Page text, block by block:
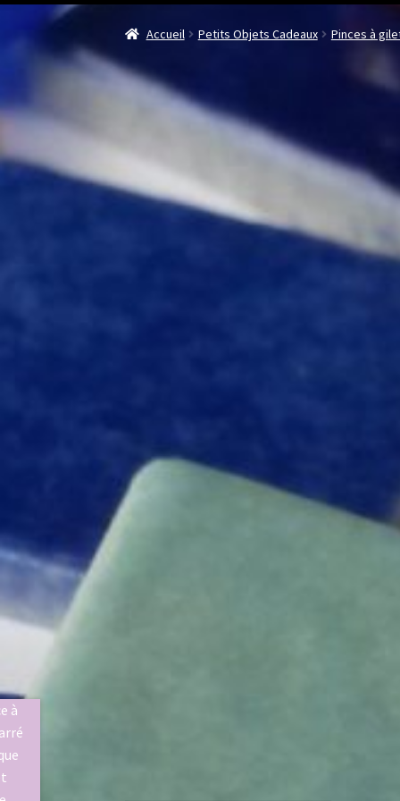
Accueil Petits Objets Cadeaux Pinces à